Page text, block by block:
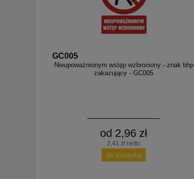
GC005
Nieupoważnionym wstęp wzbroniony - znak bhp
zakazujący - GC005
od 2,96 zł
2,41 zł netto
do koszyka